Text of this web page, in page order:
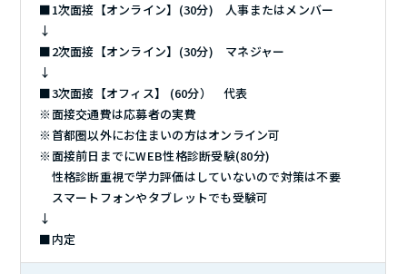
■1次面接【オンライン】(30分) 人事またはメンバー
↓
■2次面接【オンライン】(30分) マネジャー
↓
■3次面接【オフィス】 (60分） 代表
※面接交通費は応募者の実費
※首都圏以外にお住まいの方はオンライン可
※面接前日までにWEB性格診断受験(80分)
性格診断重視で学力評価はしていないので対策は不要
スマートフォンやタブレットでも受験可
↓
■内定